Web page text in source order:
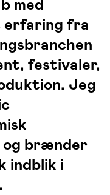
med
erfaring fra
festivaler,
Jeg
og brænder
indblik i